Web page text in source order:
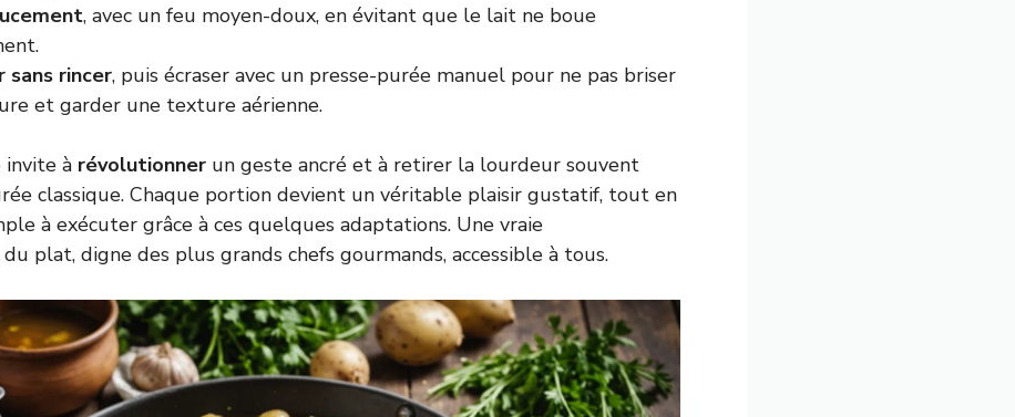
, avec un feu moyen-doux, en évitant que le lait ne boue
sans rincer, puis écraser avec un presse-purée manuel pour ne pas briser
et garder une texture aérienne.
à révolutionner un geste ancré et à retirer la lourdeur souvent
classique. Chaque portion devient un véritable plaisir gustatif, tout en
à exécuter grâce à ces quelques adaptations. Une vraie
plat, digne des plus grands chefs gourmands, accessible à tous.